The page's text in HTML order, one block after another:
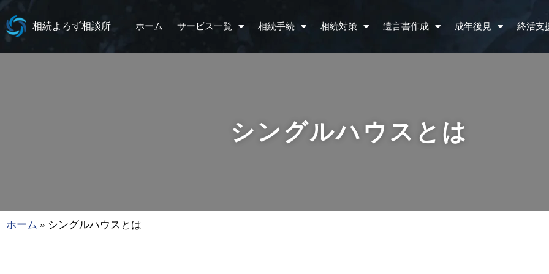
相続よろず相談所 ホーム サービス一覧 相続手続 相続対策 遺言書作成 成年後見 終活支
シングルハウスとは
ホーム » シングルハウスとは